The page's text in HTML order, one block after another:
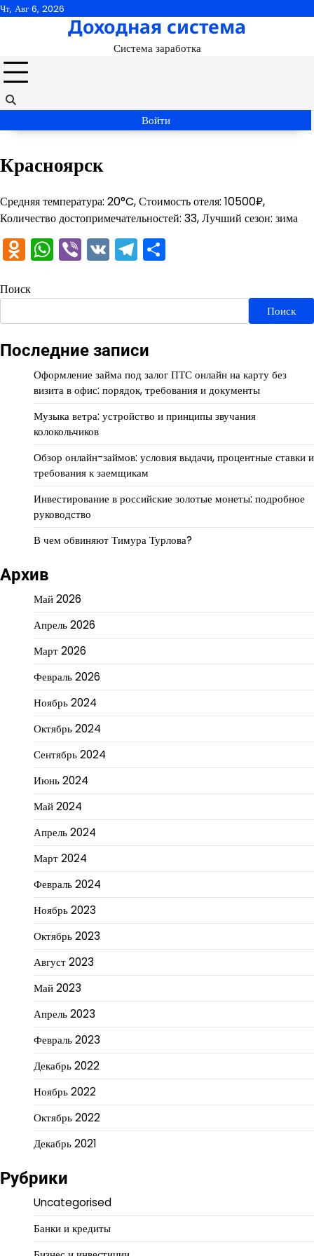
Перейти
Чт, Авг 6, 2026
Доходная система
Система заработка
Войти
Красноярск
Средняя температура: 20°C, Стоимость отеля: 10500₽,
Количество достопримечательностей: 33, Лучший сезон: зима
Odnoklassniki
WhatsApp
Viber
VKTelegram
Поиск
Поиск
Последние записи
Оформление займа под залог ПТС онлайн на карту без
визита в офис: порядок, требования и документы
Музыка ветра: устройство и принципы звучания
колокольчиков
Обзор онлайн-займов: условия выдачи, процентные ставки и
требования к заемщикам
Инвестирование в российские золотые монеты: подробное
руководство
В чем обвиняют Тимура Турлова?
Архив
Май 2026
Апрель 2026
Март 2026
Февраль 2026
Ноябрь 2024
Октябрь 2024
Сентябрь 2024
Июнь 2024
Май 2024
Апрель 2024
Март 2024
Февраль 2024
Ноябрь 2023
Октябрь 2023
Август 2023
Май 2023
Апрель 2023
Февраль 2023
Декабрь 2022
Ноябрь 2022
Октябрь 2022
Декабрь 2021
Рубрики
Uncategorised
Банки и кредиты